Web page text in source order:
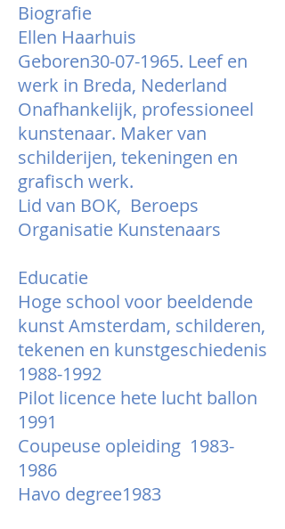
Biografie
Ellen Haarhuis
Geboren30-07-1965. Leef en
werk in Breda, Nederland
Onafhankelijk, professioneel
kunstenaar. Maker van
schilderijen, tekeningen en
grafisch werk.
Lid van BOK, Beroeps
Organisatie Kunstenaars
Educatie
Hoge school voor beeldende
kunst Amsterdam, schilderen,
tekenen en kunstgeschiedenis
1988-1992
Pilot licence hete lucht ballon
1991
Coupeuse opleiding 1983-
1986
Havo degree1983